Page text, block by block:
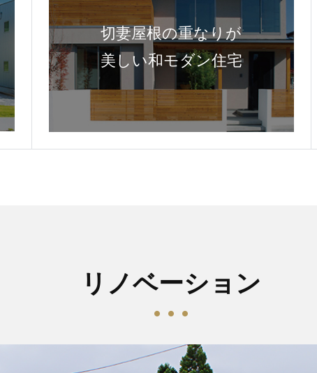
切妻屋根の重なりが
美しい和モダン住宅
リノベーション